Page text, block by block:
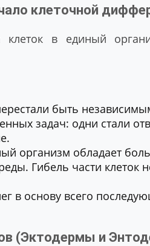
клеточной
клеток в единый
быть
задач: одни стали
организм обладает
Гибель части клеток
в основу всего
(Эктодермы и